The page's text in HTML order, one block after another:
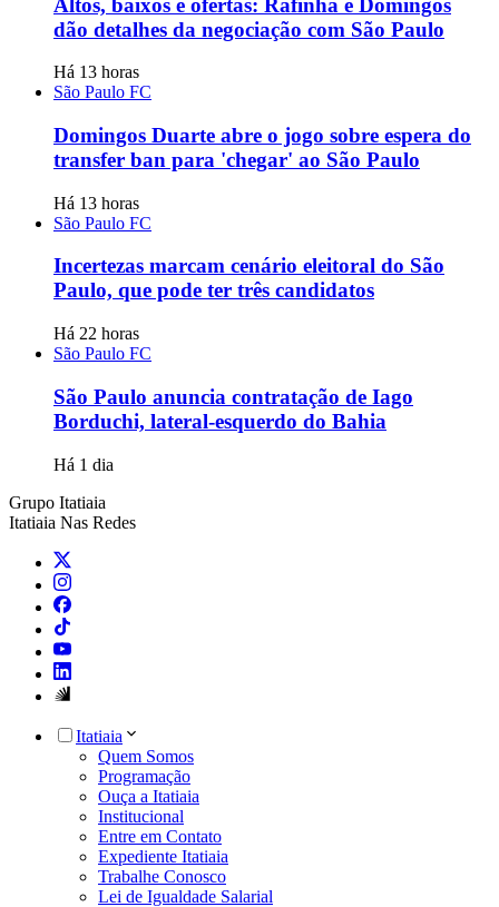
dão detalhes da negociação com São Paulo
Há 13 horas
São Paulo FC
Domingos Duarte abre o jogo sobre espera do
transfer ban para 'chegar' ao São Paulo
Há 13 horas
São Paulo FC
Incertezas marcam cenário eleitoral do São
Paulo, que pode ter três candidatos
Há 22 horas
São Paulo FC
São Paulo anuncia contratação de Iago
Borduchi, lateral-esquerdo do Bahia
Há 1 dia
Grupo Itatiaia
Itatiaia Nas Redes
Itatiaia
Quem Somos
Programação
Ouça a Itatiaia
Institucional
Entre em Contato
Expediente Itatiaia
Trabalhe Conosco
Lei de Igualdade Salarial